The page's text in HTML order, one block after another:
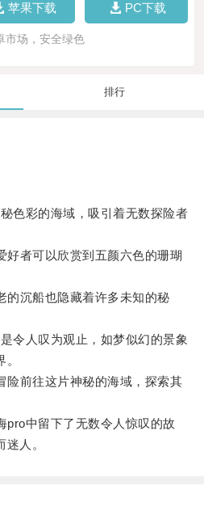
苹果下载 PC下载
市场，安全绿色
排行
彩的海域，吸引着无数探险者
者可以欣赏到五颜六色的珊瑚
沉船也隐藏着许多未知的秘
人叹为观止，如梦似幻的景象
前往这片神秘的海域，探索其
中留下了无数令人惊叹的故
人。